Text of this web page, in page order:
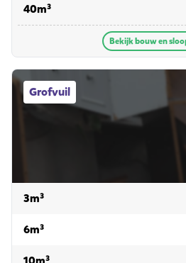
40m³voor bouw en sloopafval
Bekijk bouw en
Grofvuil
Grofvuil afvalcontainers
3m³voor grofvuil
6m³voor grofvuil
voor grofvuil